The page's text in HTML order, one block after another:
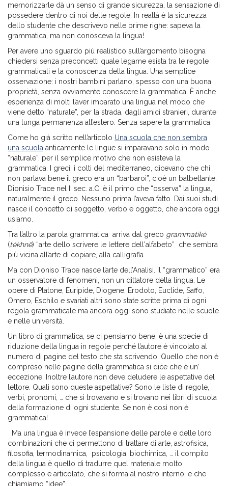
memorizzarle dà un senso di grande sicurezza, la sensazione di
possedere dentro di noi delle regole. In realtà è la sicurezza
dello studente che descrivevo nelle prime righe: sapeva la
grammatica, ma non conosceva la lingua!
Per avere uno sguardo più realistico sull’argomento bisogna
chiedersi senza preconcetti quale legame esista tra le regole
grammaticali e la conoscenza della lingua. Una semplice
osservazione: i nostri bambini parlano, spesso con una buona
proprietà, senza ovviamente conoscere la grammatica. È anche
esperienza di molti l’aver imparato una lingua nel modo che
viene detto “naturale”, per la strada, dagli amici stranieri, durante
una lunga permanenza all’estero. Senza sapere la grammatica.
Come ho già scritto nell’articolo Una scuola che non sembra
una scuola anticamente le lingue si imparavano solo in modo
“naturale”, per il semplice motivo che non esisteva la
grammatica. I greci, i colti del mediterraneo, dicevano che chi
non parlava bene il greco era un “barbaroi”, cioè un balbettante.
Dionisio Trace nel II sec. a.C. è il primo che “osserva” la lingua,
naturalmente il greco. Nessuno prima l’aveva fatto. Dai suoi studi
nasce il concetto di soggetto, verbo e oggetto, che ancora oggi
usiamo.
Tra l’altro la parola grammatica arriva dal greco grammatiké
(tékhnē) “arte dello scrivere le lettere dell'alfabeto” che sembra
più vicina all’arte di copiare, alla calligrafia.
Ma con Dioniso Trace nasce l’arte dell’Analisi. Il “grammatico” era
un osservatore di fenomeni, non un dittatore della lingua. Le
opere di Platone, Euripide, Diogene, Erodoto, Euclide, Saffo,
Omero, Eschilo e svariati altri sono state scritte prima di ogni
regola grammaticale ma ancora oggi sono studiate nelle scuole
e nelle università.
Un libro di grammatica, se ci pensiamo bene, è una specie di
riduzione della lingua in regole perché l’autore è vincolato al
numero di pagine del testo che sta scrivendo. Quello che non è
compreso nelle pagine della grammatica si dice che è un’
eccezione. Inoltre l’autore non deve deludere le aspettative del
lettore. Quali sono queste aspettative? Sono le liste di regole,
verbi, pronomi, … che si trovavano e si trovano nei libri di scuola
della formazione di ogni studente. Se non è così non è
grammatica!
Ma una lingua è invece l’espansione delle parole e delle loro
combinazioni che ci permettono di trattare di arte, astrofisica,
filosofia, termodinamica, psicologia, biochimica, … il compito
della lingua è quello di tradurre quel materiale molto
complesso e articolato, che si forma al nostro interno, e che
chiamiamo “idee”.